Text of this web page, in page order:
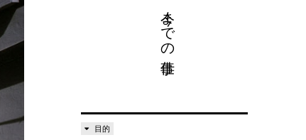
今までの仕事
目的